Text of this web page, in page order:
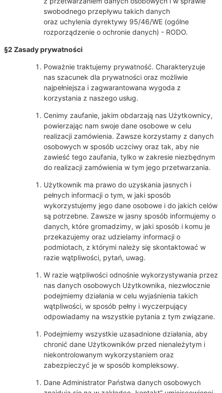
swobodnego przepływu takich danych
oraz uchylenia dyrektywy 95/46/WE (ogólne
rozporządzenie o ochronie danych) - RODO.
§2 Zasady prywatności
Poważnie traktujemy prywatność. Charakteryzuje
nas szacunek dla prywatności oraz możliwie
najpełniejsza i zagwarantowana wygoda z
korzystania z naszego usług.
Cenimy zaufanie, jakim obdarzają nas Użytkownicy,
powierzając nam swoje dane osobowe w celu
realizacji zamówienia. Zawsze korzystamy z danych
osobowych w sposób uczciwy oraz tak, aby nie
zawieść tego zaufania, tylko w zakresie niezbędnym
do realizacji zamówienia w tym jego przetwarzania.
Użytkownik ma prawo do uzyskania jasnych i
pełnych informacji o tym, w jaki sposób
wykorzystujemy jego dane osobowe i do jakich celów
są potrzebne. Zawsze w jasny sposób informujemy o
danych, które gromadzimy, w jaki sposób i komu je
przekazujemy oraz udzielamy informacji o
podmiotach, z którymi należy się skontaktować w
razie wątpliwości, pytań, uwag.
W razie wątpliwości odnośnie wykorzystywania przez
nas danych osobowych Użytkownika, niezwłocznie
podejmiemy działania w celu wyjaśnienia takich
wątpliwości, w sposób pełny i wyczerpujący
odpowiadamy na wszystkie pytania z tym związane.
Podejmiemy wszystkie uzasadnione działania, aby
chronić dane Użytkowników przed nienależytym i
niekontrolowanym wykorzystaniem oraz
zabezpieczyć je w sposób kompleksowy.
Dane Administrator Państwa danych osobowych